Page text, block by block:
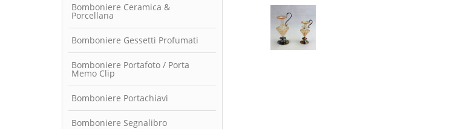
Bomboniere Ceramica &
Porcellana
Bomboniere Gessetti Profumati
Bomboniere Portafoto / Porta
Memo Clip
Bomboniere Portachiavi
Bomboniere Segnalibro